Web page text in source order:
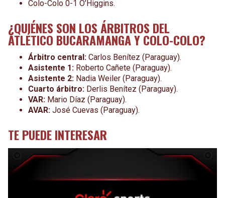
Colo-Colo 0-1 O’Higgins.
¿QUIÉNES SON LOS ÁRBITROS DEL
ATLÉTICO BUCARAMANGA Y COLO-COLO?
Árbitro central: Carlos Benítez (Paraguay).
Asistente 1: Roberto Cañete (Paraguay).
Asistente 2: Nadia Weiler (Paraguay).
Cuarto árbitro: Derlis Benítez (Paraguay).
VAR: Mario Díaz (Paraguay).
AVAR: José Cuevas (Paraguay).
TE PUEDE INTERESAR